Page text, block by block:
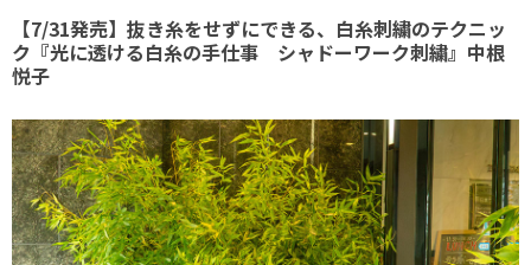
【7/31発売】抜き糸をせずにできる、白糸刺繍のテクニッ
ク『光に透ける白糸の手仕事 シャドーワーク刺繍』中根
悦子